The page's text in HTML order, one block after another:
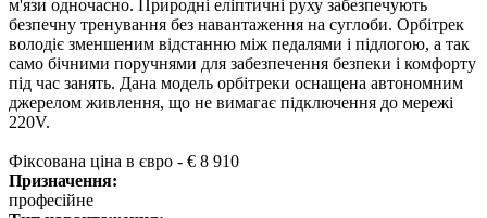
м'язи одночасно. Природні еліптичні руху забезпечують
безпечну тренування без навантаження на суглоби. Орбітрек
володіє зменшеним відстанню між педалями і підлогою, а так
само бічними поручнями для забезпечення безпеки і комфорту
під час занять. Дана модель орбітреки оснащена автономним
джерелом живлення, що не вимагає підключення до мережі
220V.
Фіксована ціна в євро - € 8 910
Призначення:
професійне